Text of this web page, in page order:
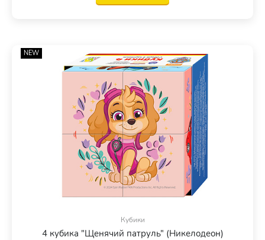
NEW
Кубики
4 кубика "Щенячий патруль" (Никелодеон)